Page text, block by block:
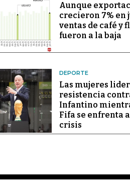
Aunque
crecieron 7% en
ventas de café y
fueron a la baja
DEPORTE
Las mujeres
resistencia
Infantino
Fifa se enfrenta
crisis